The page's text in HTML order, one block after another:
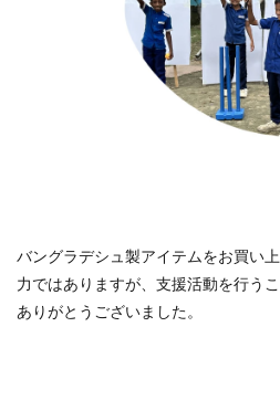
バングラデシュ製アイテムをお買い
力ではありますが、支援活動を行うこ
ありがとうございました。